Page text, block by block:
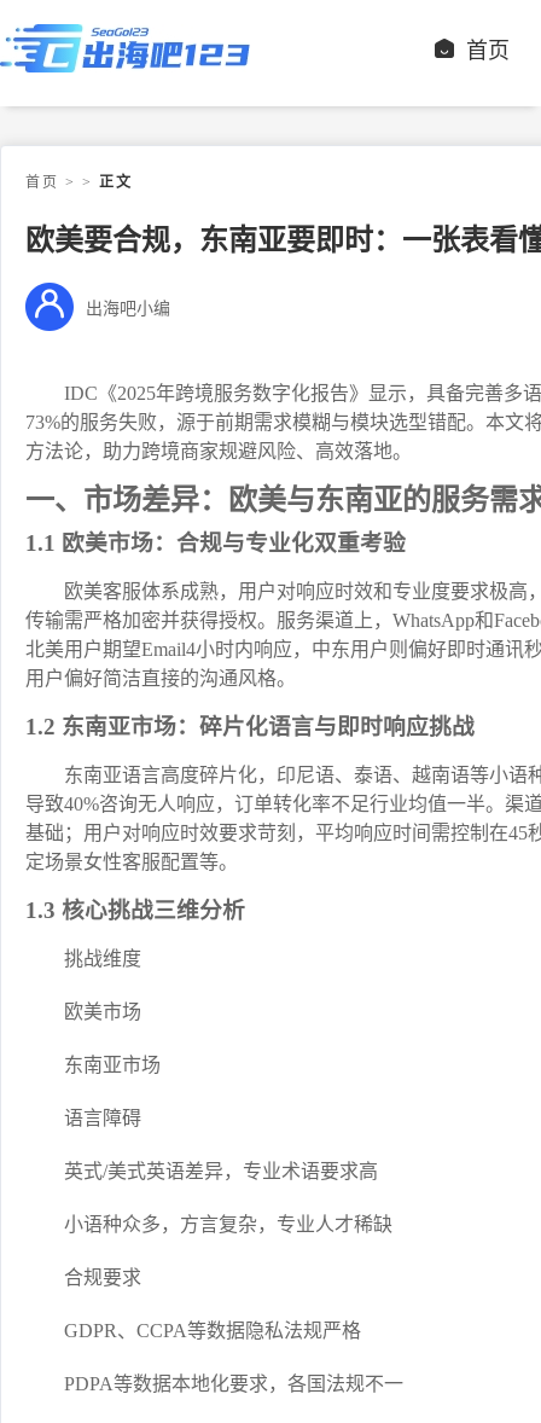
首页
首页 > > 正文
欧美要合规，东南亚要即时：一张表看
出海吧小编
IDC《2025年跨境服务数字化报告》显示，具备完善多
73%的服务失败，源于前期需求模糊与模块选型错配。本
方法论，助力跨境商家规避风险、高效落地。
一、市场差异：欧美与东南亚的服务需
1.1 欧美市场：合规与专业化双重考验
欧美客服体系成熟，用户对响应时效和专业度要求极高
传输需严格加密并获得授权。服务渠道上，WhatsApp和
北美用户期望Email4小时内响应，中东用户则偏好即时通
用户偏好简洁直接的沟通风格。
1.2 东南亚市场：碎片化语言与即时响应挑战
东南亚语言高度碎片化，印尼语、泰语、越南语等小
导致40%咨询无人响应，订单转化率不足行业均值一半。渠
基础；用户对响应时效要求苛刻，平均响应时间需控制在
定场景女性客服配置等。
1.3 核心挑战三维分析
挑战维度
欧美市场
东南亚市场
语言障碍
英式/美式英语差异，专业术语要求高
小语种众多，方言复杂，专业人才稀缺
合规要求
GDPR、CCPA等数据隐私法规严格
PDPA等数据本地化要求，各国法规不一